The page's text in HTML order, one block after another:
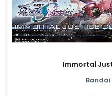
Immortal
Bandai